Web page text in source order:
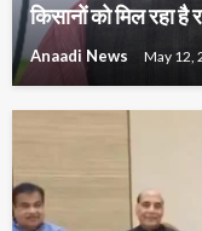
किसानों को मिल रहा
Anaadi News May 12,